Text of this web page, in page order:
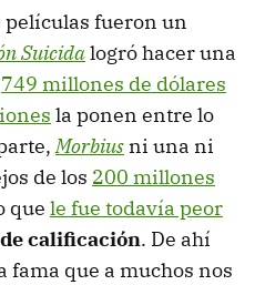
películas fueron un
Suicidalogró hacer una
749 millones de dólares
la ponen entre lo
Morbius ni una ni
de los 200 millones
que le fue todavía peor
calificación. De ahí
fama que a muchos nos